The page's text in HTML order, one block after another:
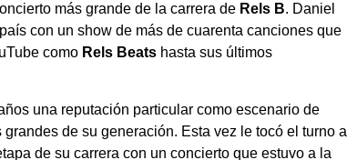
más grande de la carrera de Rels B. Daniel
con un show de más de cuarenta canciones que
como Rels Beats hasta sus últimos
una reputación particular como escenario de
de su generación. Esta vez le tocó el turno al
de su carrera con un concierto que estuvo a la